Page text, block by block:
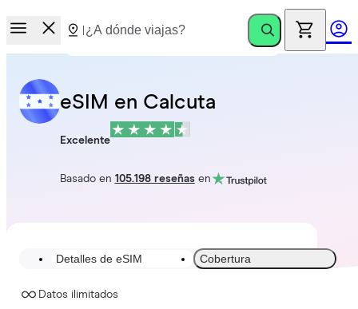
eSIM en Calcuta
Excelente
Basado en 105.198 reseñasen
Detalles de eSIM Cobertura
Datos ilimitados